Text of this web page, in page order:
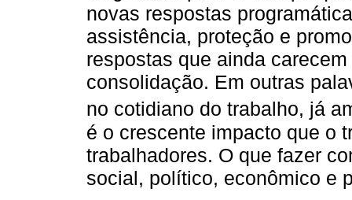
novas respostas
assistência, proteção e
respostas que ainda
consolidação. Em outras
no cotidiano do trabalho, já
é o crescente impacto que o
trabalhadores. O que fazer
social, político, econômico e